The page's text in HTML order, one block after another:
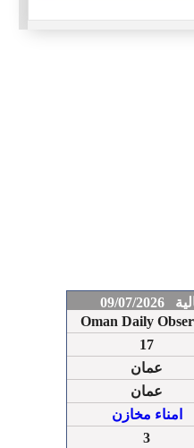
2026
Oman Daily
17
عمان
عمان
امناء مخازن
3